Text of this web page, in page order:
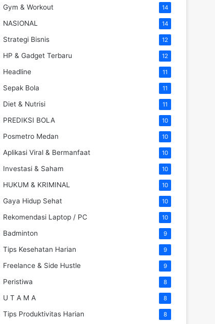
Gym & Workout 14
NASIONAL 14
Strategi Bisnis 12
HP & Gadget Terbaru 12
Headline 11
Sepak Bola 11
Diet & Nutrisi 11
PREDIKSI BOLA 10
Posmetro Medan 10
Aplikasi Viral & Bermanfaat 10
Investasi & Saham 10
HUKUM & KRIMINAL 10
Gaya Hidup Sehat 10
Rekomendasi Laptop / PC 10
Badminton 9
Tips Kesehatan Harian 9
Freelance & Side Hustle 9
Peristiwa 8
U T A M A 8
Tips Produktivitas Harian 8